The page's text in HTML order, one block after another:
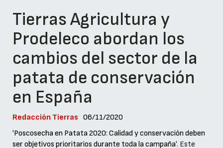
Tierras Agricultura y
Prodeleco abordan los
cambios del sector de la
patata de conservación
en España
Redacción Tierras 06/11/2020
'Poscosecha en Patata 2020: Calidad y conservación deben
ser objetivos prioritarios durante toda la campaña'. Este